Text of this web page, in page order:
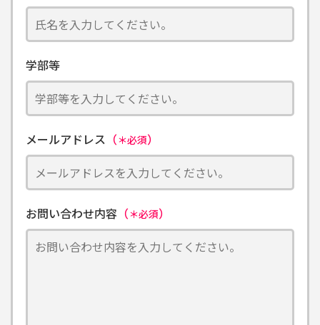
学部等
メールアドレス （＊必須）
お問い合わせ内容 （＊必須）